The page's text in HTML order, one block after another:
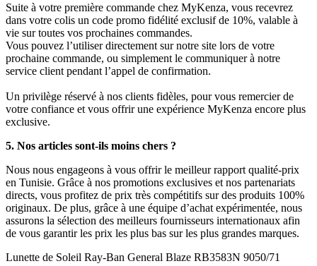
Suite à votre première commande chez MyKenza, vous recevrez
dans votre colis un code promo fidélité exclusif de 10%, valable à
vie sur toutes vos prochaines commandes.
Vous pouvez l’utiliser directement sur notre site lors de votre
prochaine commande, ou simplement le communiquer à notre
service client pendant l’appel de confirmation.
Un privilège réservé à nos clients fidèles, pour vous remercier de
votre confiance et vous offrir une expérience MyKenza encore plus
exclusive.
5. Nos articles sont-ils moins chers ?
Nous nous engageons à vous offrir le meilleur rapport qualité-prix
en Tunisie. Grâce à nos promotions exclusives et nos partenariats
directs, vous profitez de prix très compétitifs sur des produits 100%
originaux. De plus, grâce à une équipe d’achat expérimentée, nous
assurons la sélection des meilleurs fournisseurs internationaux afin
de vous garantir les prix les plus bas sur les plus grandes marques.
Lunette de Soleil Ray-Ban General Blaze RB3583N 9050/71